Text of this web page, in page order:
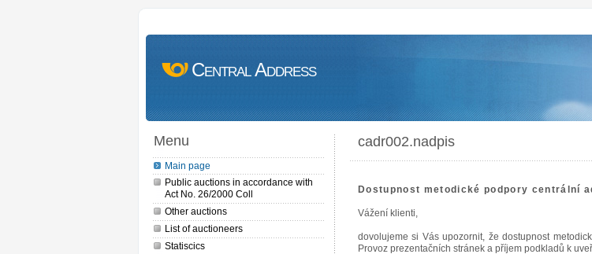
Central Address
Menu
Main page
Public auctions in accordance with
Act No. 26/2000 Coll
Other auctions
List of auctioneers
Statiscics
cadr002.nadpis
Dostupnost metodické podpory centrální
Vážení klienti,
dovolujeme si Vás upozornit, že dostupnost
Provoz prezentačních stránek a příjem podkladů k